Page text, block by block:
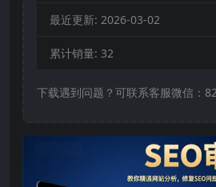
最近更新: 2026-03-02
累计销量: 32
下载遇到问题？可联系客服微信：